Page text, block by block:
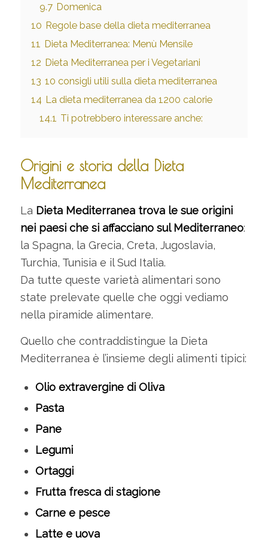
9.7 Domenica
10 Regole base della dieta mediterranea
11 Dieta Mediterranea: Menù Mensile
12 Dieta Mediterranea per i Vegetariani
13 10 consigli utili sulla dieta mediterranea
14 La dieta mediterranea da 1200 calorie
14.1 Ti potrebbero interessare anche:
Origini e storia della Dieta
Mediterranea
La Dieta Mediterranea trova le sue origini
nei paesi che si affacciano sul Mediterraneo:
la Spagna, la Grecia, Creta, Jugoslavia,
Turchia, Tunisia e il Sud Italia.
Da tutte queste varietà alimentari sono
state prelevate quelle che oggi vediamo
nella piramide alimentare.
Quello che contraddistingue la Dieta
Mediterranea è l’insieme degli alimenti tipici:
Olio extravergine di Oliva
Pasta
Pane
Legumi
Ortaggi
Frutta fresca di stagione
Carne e pesce
Latte e uova